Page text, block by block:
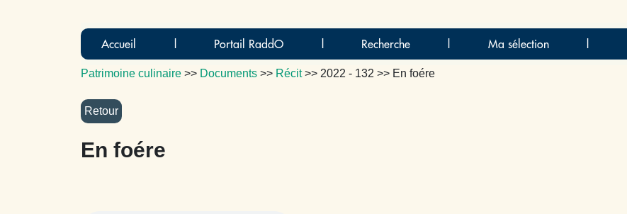
Accueil Portail RaddO Recherche Ma sélection
Patrimoine culinaire >> Documents >> Récit >> 2022 - 132 >> En foére
En foére